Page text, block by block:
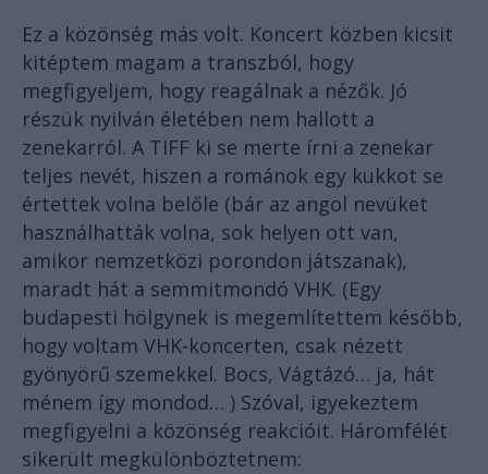
Ez a közönség más volt. Koncert közben kicsit
kitéptem magam a transzból, hogy
megfigyeljem, hogy reagálnak a nézők. Jó
részük nyilván életében nem hallott a
zenekarról. A TIFF ki se merte írni a zenekar
teljes nevét, hiszen a románok egy kukkot se
értettek volna belőle (bár az angol nevüket
használhatták volna, sok helyen ott van,
amikor nemzetközi porondon játszanak),
maradt hát a semmitmondó VHK. (Egy
budapesti hölgynek is megemlítettem később,
hogy voltam VHK-koncerten, csak nézett
gyönyörű szemekkel. Bocs, Vágtázó… ja, hát
ménem így mondod… ) Szóval, igyekeztem
megfigyelni a közönség reakcióit. Háromfélét
sikerült megkülönböztetnem: